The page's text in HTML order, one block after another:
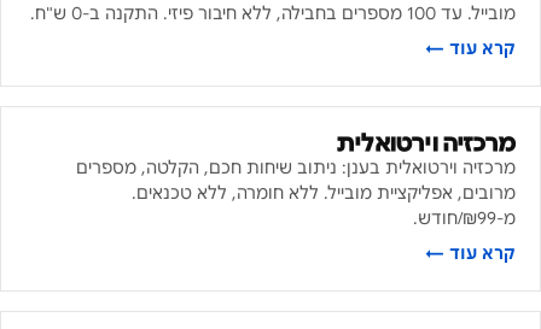
מובייל. עד 100 מספרים בחבילה, ללא חיבור פיזי. התקנה ב-0 ש"ח.
קרא עוד ←
מרכזיה וירטואלית
מרכזיה וירטואלית בענן: ניתוב שיחות חכם, הקלטה, מספרים
מרובים, אפליקציית מובייל. ללא חומרה, ללא טכנאים.
מ-₪99/חודש.
קרא עוד ←